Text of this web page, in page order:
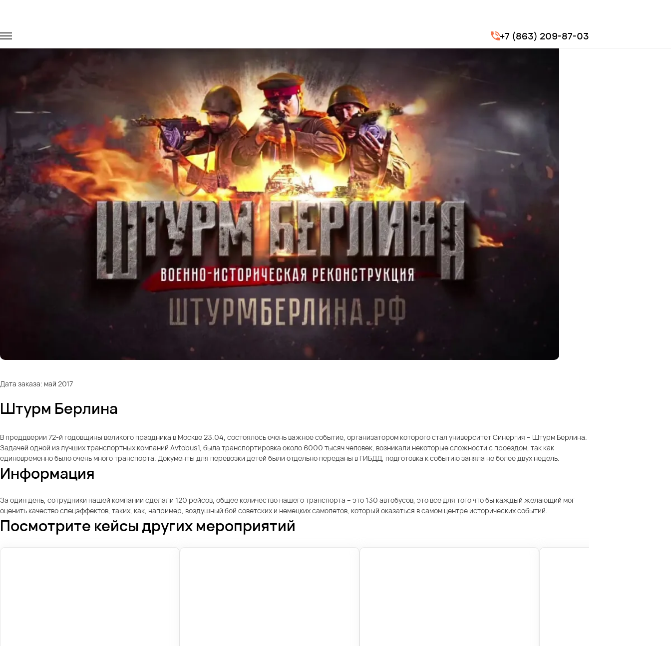
+7 (863) 209-87-03
Дата заказа: май 2017
Штурм Берлина
В преддверии 72-й годовщины великого праздника в Москве 23.04, состоялось очень важное событие, организатором которого стал университет Синергия – Штурм Берлина.
Задачей одной из лучших транспортных компаний Avtobus1, была транспортировка около 6000 тысяч человек, возникали некоторые сложности с проездом, так как
единовременно было очень много транспорта. Документы для перевозки детей были отдельно переданы в ГИБДД, подготовка к событию заняла не более двух недель.
Информация
За один день, сотрудники нашей компании сделали 120 рейсов, общее количество нашего транспорта – это 130 автобусов, это все для того что бы каждый желающий мог
оценить качество спецэффектов, таких, как, например, воздушный бой советских и немецких самолетов, который оказаться в самом центре исторических событий.
Посмотрите кейсы других мероприятий